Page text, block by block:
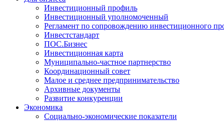
Инвестиционный профиль
Инвестиционный уполномоченный
Регламент по сопровождению инвестиционного
Инвестстандарт
ПОС.Бизнес
Инвестиционная карта
Муниципально-частное партнерство
Координационный совет
Малое и среднее предпринимательство
Архивные документы
Развитие конкуренции
Экономика
Социально-экономические показатели